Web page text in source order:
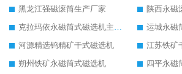
黑龙江强磁滚筒生产厂家
陕西永磁
克拉玛依永磁筒式磁选机主要技术参数
运城永磁
河源精选钨精矿干式磁选机
江苏铁矿
朔州铁矿永磁筒式磁选机
四平永磁